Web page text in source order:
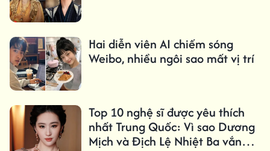
Hai diễn viên AI chiếm sóng
Weibo, nhiều ngôi sao mất vị trí
Top 10 nghệ sĩ được yêu thích
nhất Trung Quốc: Vì sao Dương
Mịch và Địch Lệ Nhiệt Ba vắng